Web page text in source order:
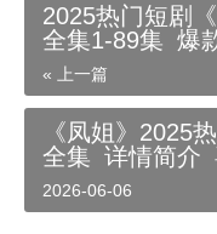
2025热门短剧
全集1-89集_爆
网在线播放-短
载
« 上一篇
《凤姐》2025
全集_详情简介
院在线-国语中
2026-06-06